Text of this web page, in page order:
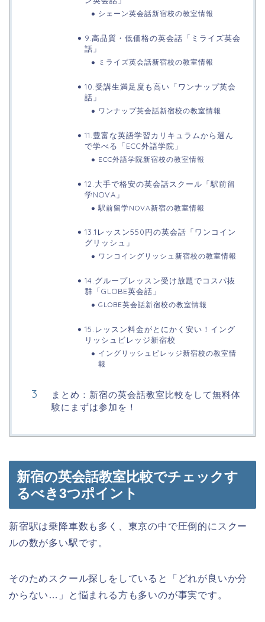
シェーン英会話新宿校の教室情報
9.高品質・低価格の英会話「ミライズ英会
話」
ミライズ英会話新宿校の教室情報
10.受講生満足度も高い「ワンナップ英会
話」
ワンナップ英会話新宿校の教室情報
11.豊富な英語学習カリキュラムから選ん
で学べる「ECC外語学院」
ECC外語学院新宿校の教室情報
12.大手で格安の英会話スクール「駅前留
学NOVA」
駅前留学NOVA新宿の教室情報
13.1レッスン550円の英会話「ワンコイン
グリッシュ」
ワンコイングリッシュ新宿校の教室情報
14.グループレッスン受け放題でコスパ抜
群「GLOBE英会話」
GLOBE英会話新宿校の教室情報
15.レッスン料金がとにかく安い！イング
リッシュビレッジ新宿校
イングリッシュビレッジ新宿校の教室情
報
まとめ：新宿の英会話教室比較をして無料体
験にまずは参加を！
新宿の英会話教室比較でチェックす
るべき3つポイント
新宿駅は乗降車数も多く、東京の中で圧倒的にスクー
ルの数が多い駅です。
そのためスクール探しをしていると「どれが良いか分
からない…」と悩まれる方も多いのが事実です。